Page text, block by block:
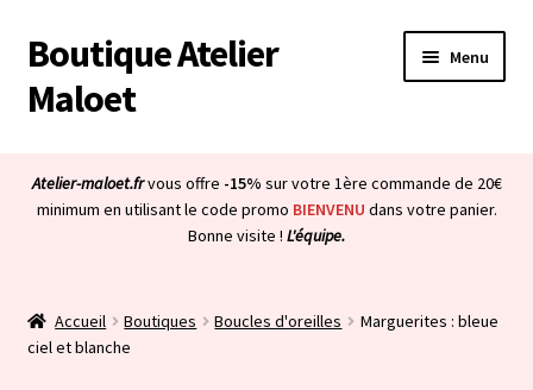
Aller
à
la
Aller
au
contenu
Boutique Atelier
Maloet
Menu
Boutique
Ouvrir
menu
À propos & CGV
Ouvrir
Atelier-maloet.frvous offre -15% sur votre 1ère commande de 20€
minimum en utilisant le code promo BIENVENU dans votre panier.
Bonne visite ! L'équipe.
Accueil Boutiques Boucles d'oreilles
Marguerites : bleue
ciel et blanche